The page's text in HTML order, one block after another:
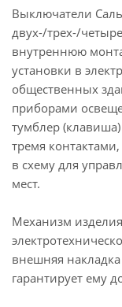
Выключатели
двух-/трех-/
внутреннюю
установки в
общественных
приборами
тумблер
тремя
в схему для
мест.
Механизм
внешняя
гарантирует ему